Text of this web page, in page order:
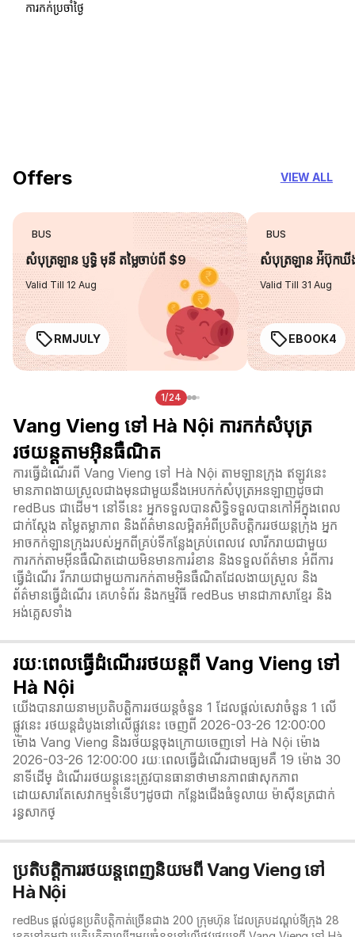
ការកក់ប្រចាំថ្ងៃ
Offers VIEW ALL
BUS
សំបុត្រឡាន ប្ញទ្ធិ មុនី តម្លៃចាប់ពី $9
Valid Till 12 Aug
RMJULY
BUS
សំបុត្រឡាន អ៉ីប៊ុកឃី
Valid Till 31 Aug
EBOOK4
1/24
Vang Vieng ទៅ Hà Nội ការកក់សំបុត្រ
រថយន្តតាមអ៊ិនធឺណិត
ការធ្វើដំណើរពី Vang Vieng ទៅ Hà Nội តាមឡានក្រុង ឥឡូវនេះ
មានភាពងាយស្រួលជាងមុនជាមួយនឹងអេបកក់សំបុត្រអនឡាញដូចជា
redBus ជាដើម។ នៅទីនេះ អ្នកទទួលបានសិទ្ធិទទួលបានកៅអីក្នុងពេល
ជាក់ស្តែង តម្លៃតម្លាភាព និងព័ត៌មានលម្អិតអំពីប្រតិបត្តិកររថយន្តក្រុង អ្នក
អាចកក់ឡានក្រុងរបស់អ្នកពីគ្រប់ទីកន្លែងគ្រប់ពេលវេ លារីករាយជាមួយ
ការកក់តាមអ៊ីនធឺណិតដោយមិនមានការរំខាន និងទទួលព័ត៌មាន អំពីការ
ធ្វើដំណើរ រីករាយជាមួយការកក់តាមអ៊ិនធឺណិតដែលងាយស្រួល និង
ព័ត៌មានធ្វើដំណើរ គេហទំព័រ និងកម្មវិធី redBus មានជាភាសាខ្មែរ និង
អង់គ្លេសទាំង
រយៈពេលធ្វើដំណើររថយន្តពី Vang Vieng ទៅ
Hà Nội
យើងបានរាយនាមប្រតិបត្តិការរថយន្តចំនួន 1 ដែលផ្តល់សេវាចំនួន 1 លើ
ផ្លូវនេះ រថយន្តដំបូងនៅលើផ្លូវនេះ ចេញពី 2026-03-26 12:00:00
ម៉ោង Vang Vieng និងរថយន្តចុងក្រោយចេញទៅ Hà Nội ម៉ោង
2026-03-26 12:00:00 រយៈពេលធ្វើដំណើរជាមធ្យមគឺ 19 ម៉ោង 30
នាទី​ដើម្ ដំណើររថយន្តនេះត្រូវបានធានាថាមានភាពផាសុកភាព
ដោយសារតែសេវាកម្មទំនើបៗដូចជា កន្លែងជើងធំទូលាយ ម៉ាស៊ីនត្រជាក់
រន្ធសាកថ្
ប្រតិបត្តិការរថយន្តពេញនិយមពី Vang Vieng ទៅ
Hà Nội
redBus ផ្តល់ជូនប្រតិបត្តិកាត់ច្រើនជាង 200 ក្រុមហ៊ុន ដែលគ្របដណ្តប់ទីក្រុង 28